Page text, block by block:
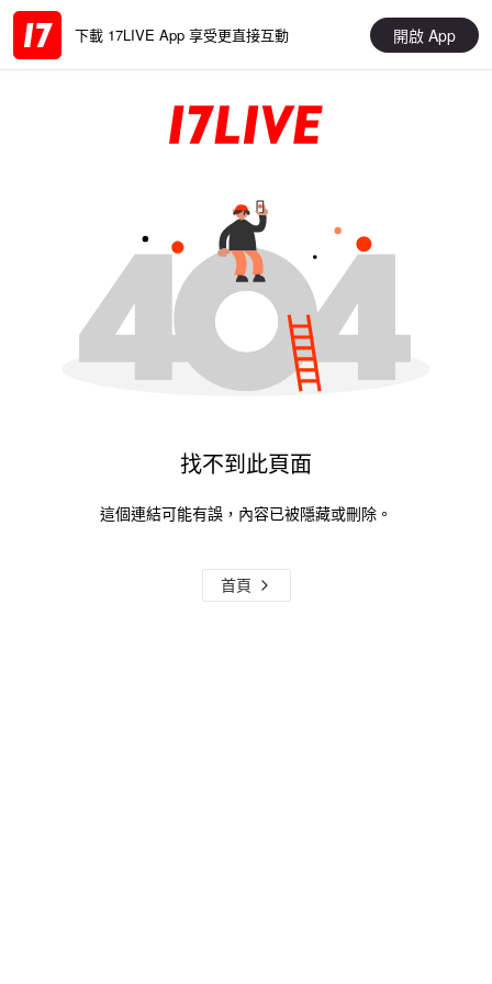
下載 17LIVE App 享受更直接互動 開啟 App
找不到此頁面
這個連結可能有誤，內容已被隱藏或刪除。
首頁